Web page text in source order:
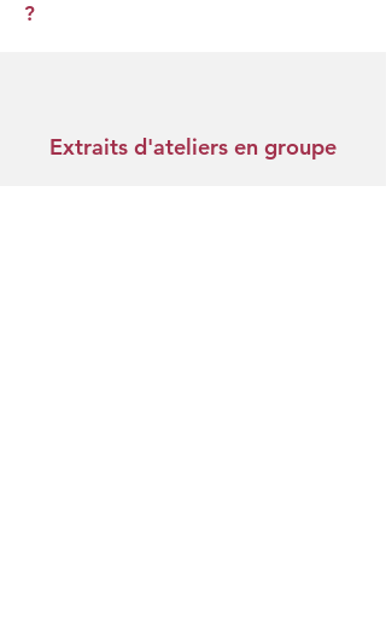
?
Extraits d'ateliers en groupe